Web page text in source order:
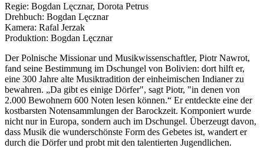
Regie: Bogdan Lęcznar, Dorota Petrus
Drehbuch: Bogdan Lęcznar
Kamera: Rafal Jerzak
Produktion: Bogdan Lęcznar
Der Polnische Missionar und Musikwissenschaftler, Piotr Nawrot,
fand seine Bestimmung im Dschungel von Bolivien: dort hilft er,
eine 300 Jahre alte Musiktradition der einheimischen Indianer zu
bewahren. „Da gibt es einige Dörfer", sagt Piotr, "in denen von
2.000 Bewohnern 600 Noten lesen können.“ Er entdeckte eine der
kostbarsten Notensammlungen der Barockzeit. Komponiert wurde
nicht nur in Europa, sondern auch im Dschungel. Überzeugt davon,
dass Musik die wunderschönste Form des Gebetes ist, wandert er
durch die Dörfer und probt mit den talentierten Jugendlichen.